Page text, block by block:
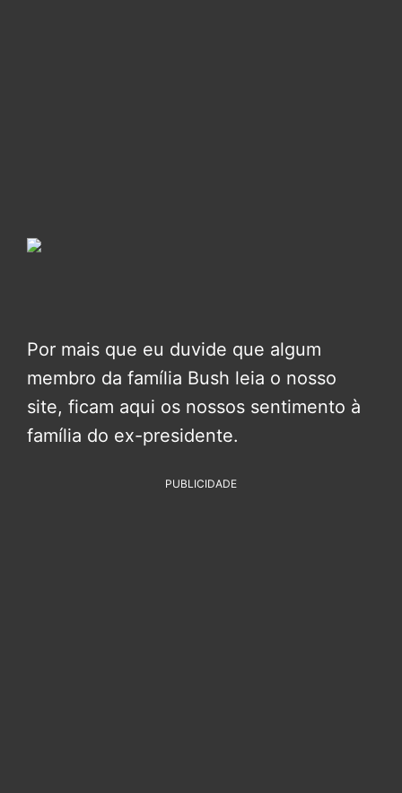
Por mais que eu duvide que algum
membro da família Bush leia o nosso
site, ficam aqui os nossos sentimento à
família do ex-presidente.
PUBLICIDADE